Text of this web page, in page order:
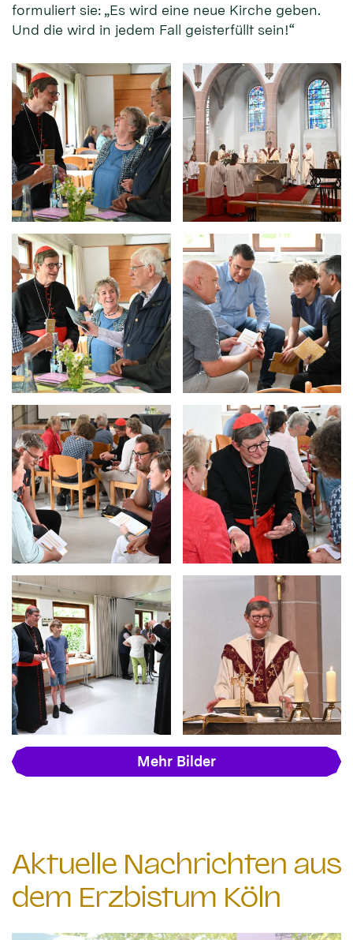
formuliert sie: „Es wird eine neue Kirche geben.
Und die wird in jedem Fall geisterfüllt sein!“
Mehr Bilder
Aktuelle Nachrichten aus
dem Erzbistum Köln